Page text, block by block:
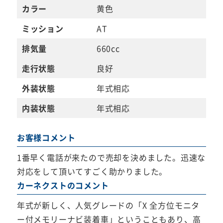
カラー
黄色
ミッション
AT
排気量
660cc
走行状態
良好
外装状態
年式相応
内装状態
年式相応
お客様コメント
1番早く電話が来たので売却を決めました。迅速な
対応をして頂いてすごく助かりました。
カーネクストのコメント
年式が新しく、人気グレードの「X 全方位モニタ
ー付メモリーナビ装着車」ということもあり、高